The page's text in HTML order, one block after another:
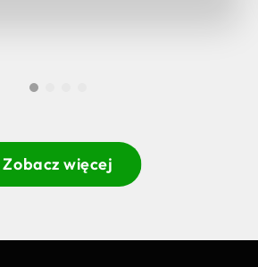
Zobacz więcej